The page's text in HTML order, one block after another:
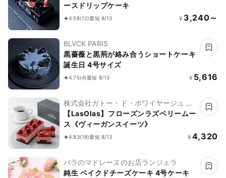
ースドリップケーキ
4.58(12)最短 8/13 ¥ 3,240～
BLVCK PARIS
黒薔薇と黒荊が絡み合うショートケーキ
誕生日 4号サイズ
4.75(4)最短 8/13 ¥ 5,616
株式会社ガトー・ド・ボワイヤージュ ブ
ランドLasolas
【LasOlas】フローズンラズベリームー
ス《ヴィーガンスイーツ》
4.83(18)最短 8/13 ¥ 4,320
バラのマドレーヌのお店ランジェラ
純生 ベイクドチーズケーキ 4号ケーキ